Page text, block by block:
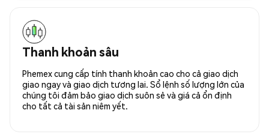
Thanh khoản sâu
Phemex cung cấp tính thanh khoản cao cho cả giao dịch
giao ngay và giao dịch tương lai. Sổ lệnh số lượng lớn của
chúng tôi đảm bảo giao dịch suôn sẻ và giá cả ổn định
cho tất cả tài sản niêm yết.